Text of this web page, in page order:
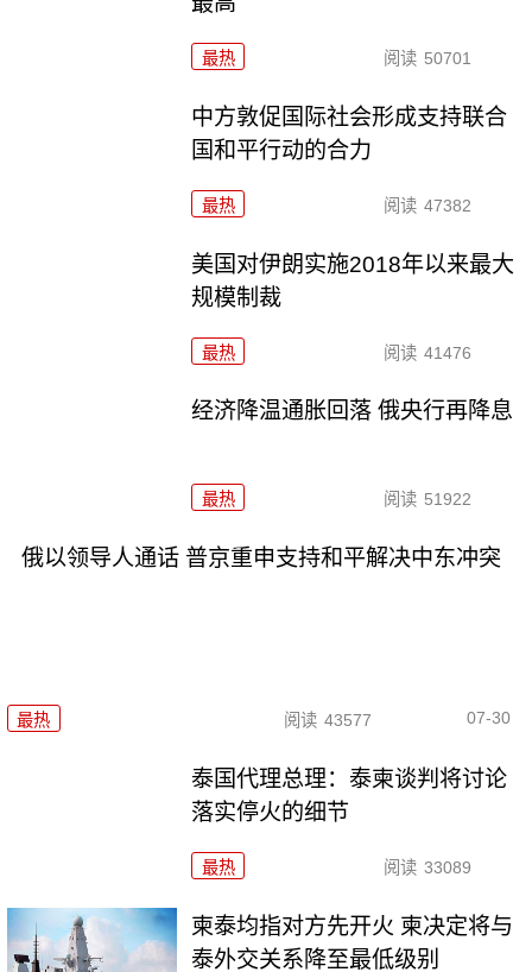
最热 阅读 50701
中方敦促国际社会形成支持联合
国和平行动的合力
最热 阅读 47382
美国对伊朗实施2018年以来最大
规模制裁
最热 阅读 41476
经济降温通胀回落 俄央行再降息
最热 阅读 51922
俄以领导人通话 普京重申支持和平解决中东冲突
最热 阅读 43577 07-30
泰国代理总理：泰柬谈判将讨论
落实停火的细节
最热 阅读 33089
柬泰均指对方先开火 柬决定将与
泰外交关系降至最低级别